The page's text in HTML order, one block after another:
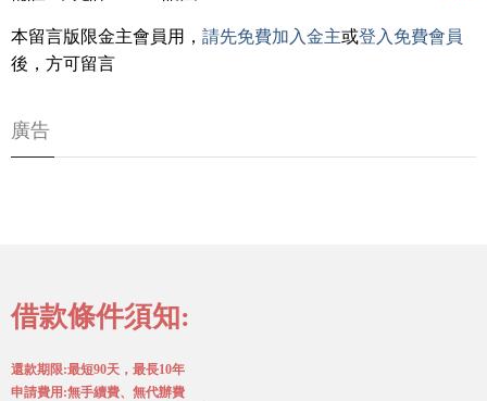
本留言版限金主會員用， 請先免費加入金主或登入免費會員
後，方可留言
廣告
借款條件須知:
還款期限:最短90天，最長10年
申請費用:無手續費、無代辦費